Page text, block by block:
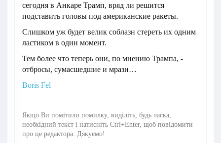
сегодня в Анкаре Трамп, вряд ли решится
подставить головы под американские ракеты.
Слишком уж будет велик соблазн стереть их одним
ластиком в один момент.
Тем более что теперь они, по мнению Трампа, -
отбросы, сумасшедшие и мрази…
Boris Fel
Якщо Ви помітили помилку, виділіть, будь ласка,
необхідний текст і натисніть Ctrl+Enter, щоб повідомити
про це редактора. Дякуємо!